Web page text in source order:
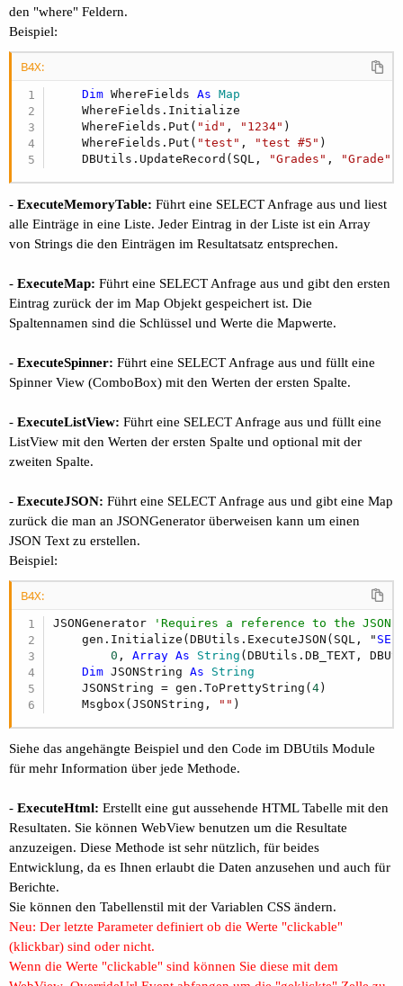
den "where" Feldern.
Beispiel:
B4X:
Dim WhereFields As Map
    WhereFields.Initialize
    WhereFields.Put(
"id" , "1234" )
    WhereFields.Put(
"test" , "test #5" )
    DBUtils.UpdateRecord(SQL,
"Grades" , "Grade"
- ExecuteMemoryTable: Führt eine SELECT Anfrage aus und liest
alle Einträge in eine Liste. Jeder Eintrag in der Liste ist ein Array
von Strings die den Einträgen im Resultatsatz entsprechen.
- ExecuteMap: Führt eine SELECT Anfrage aus und gibt den ersten
Eintrag zurück der im Map Objekt gespeichert ist. Die
Spaltennamen sind die Schlüssel und Werte die Mapwerte.
- ExecuteSpinner: Führt eine SELECT Anfrage aus und füllt eine
Spinner View (ComboBox) mit den Werten der ersten Spalte.
- ExecuteListView: Führt eine SELECT Anfrage aus und füllt eine
ListView mit den Werten der ersten Spalte und optional mit der
zweiten Spalte.
- ExecuteJSON: Führt eine SELECT Anfrage aus und gibt eine Map
zurück die man an JSONGenerator überweisen kann um einen
JSON Text zu erstellen.
Beispiel:
B4X:
JSONGenerator
'Requires a reference to the
    gen.Initialize(DBUtils.ExecuteJSON(SQL, "
0 , Array As String (DBUtils.DB_TEXT,
Dim JSONString As String
    JSONString = gen.ToPrettyString(
4 )
    Msgbox(JSONString,
"" )
Siehe das angehängte Beispiel und den Code im DBUtils Module
für mehr Information über jede Methode.
- ExecuteHtml: Erstellt eine gut aussehende HTML Tabelle mit den
Resultaten. Sie können WebView benutzen um die Resultate
anzuzeigen. Diese Methode ist sehr nützlich, für beides
Entwicklung, da es Ihnen erlaubt die Daten anzusehen und auch für
Berichte.
Sie können den Tabellenstil mit der Variablen CSS ändern.
Neu: Der letzte Parameter definiert ob die Werte "clickable"
(klickbar) sind oder nicht.
Wenn die Werte "clickable" sind können Sie diese mit dem